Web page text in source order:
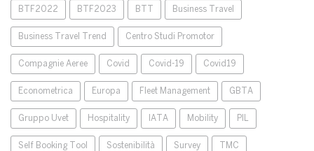
BTF2022 BTF2023 BTT Business Travel
Business Travel Trend Centro Studi Promotor
Compagnie Aeree Covid Covid-19 Covid19
Econometrica Europa Fleet Management GBTA
Gruppo Uvet Hospitality IATA Mobility PIL
Self Booking Tool Sostenibilità Survey TMC